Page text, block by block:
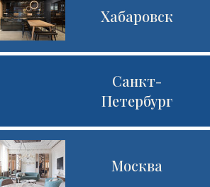
Хабаровск
Санкт-
Петербург
Москва